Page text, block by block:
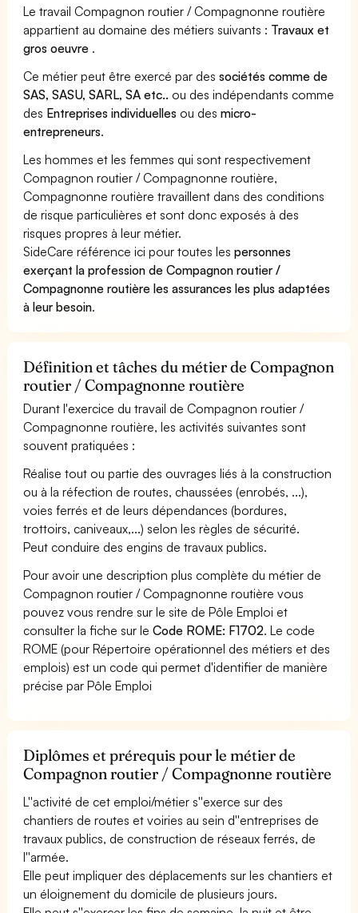
Le travail Compagnon routier / Compagnonne routière
appartient au domaine des métiers suivants : Travaux et
gros oeuvre .
Ce métier peut être exercé par dessociétés comme de
SAS, SASU, SARL, SA etc.. ou des indépendants comme
des Entreprises individuelles ou desmicro-
entrepreneurs.
Les hommes et les femmes qui sont respectivement
Compagnon routier / Compagnonne routière,
Compagnonne routière travaillent dans des conditions
de risque particulières et sont donc exposés à des
risques propres à leur métier.
SideCare référence ici pour toutes lespersonnes
exerçant la profession de Compagnon routier /
Compagnonne routière les assurances les plus adaptées
à leur besoin.
Définition et tâches du métier de Compagnon
routier / Compagnonne routière
Durant l'exercice du travail de Compagnon routier /
Compagnonne routière, les activités suivantes sont
souvent pratiquées :
Réalise tout ou partie des ouvrages liés à la construction
ou à la réfection de routes, chaussées (enrobés, ...),
voies ferrés et de leurs dépendances (bordures,
trottoirs, caniveaux,...) selon les règles de sécurité.
Peut conduire des engins de travaux publics.
Pour avoir une description plus complète du métier de
Compagnon routier / Compagnonne routière vous
pouvez vous rendre sur le site de Pôle Emploi et
consulter la fiche sur leCode ROME: F1702. Le code
ROME (pour Répertoire opérationnel des métiers et des
emplois) est un code qui permet d'identifier de manière
précise par Pôle Emploi
Diplômes et prérequis pour le métier de
Compagnon routier / Compagnonne routière
L''activité de cet emploi/métier s''exerce sur des
chantiers de routes et voiries au sein d''entreprises de
travaux publics, de construction de réseaux ferrés, de
l''armée.
Elle peut impliquer des déplacements sur les chantiers et
un éloignement du domicile de plusieurs jours.